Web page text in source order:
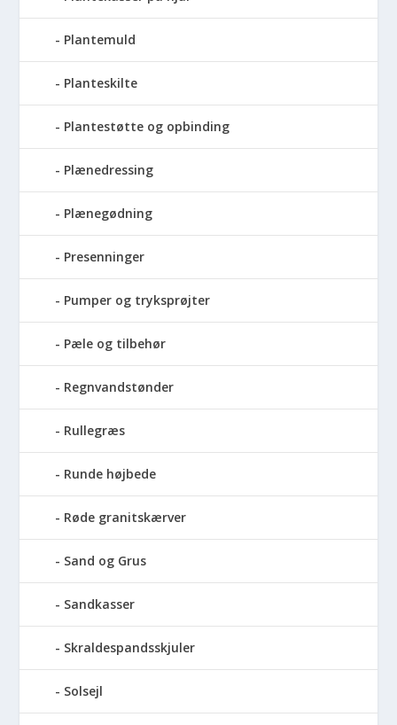
Plantemuld
Planteskilte
Plantestøtte og opbinding
Plænedressing
Plænegødning
Presenninger
Pumper og tryksprøjter
Pæle og tilbehør
Regnvandstønder
Rullegræs
Runde højbede
Røde granitskærver
Sand og Grus
Sandkasser
Skraldespandsskjuler
Solsejl